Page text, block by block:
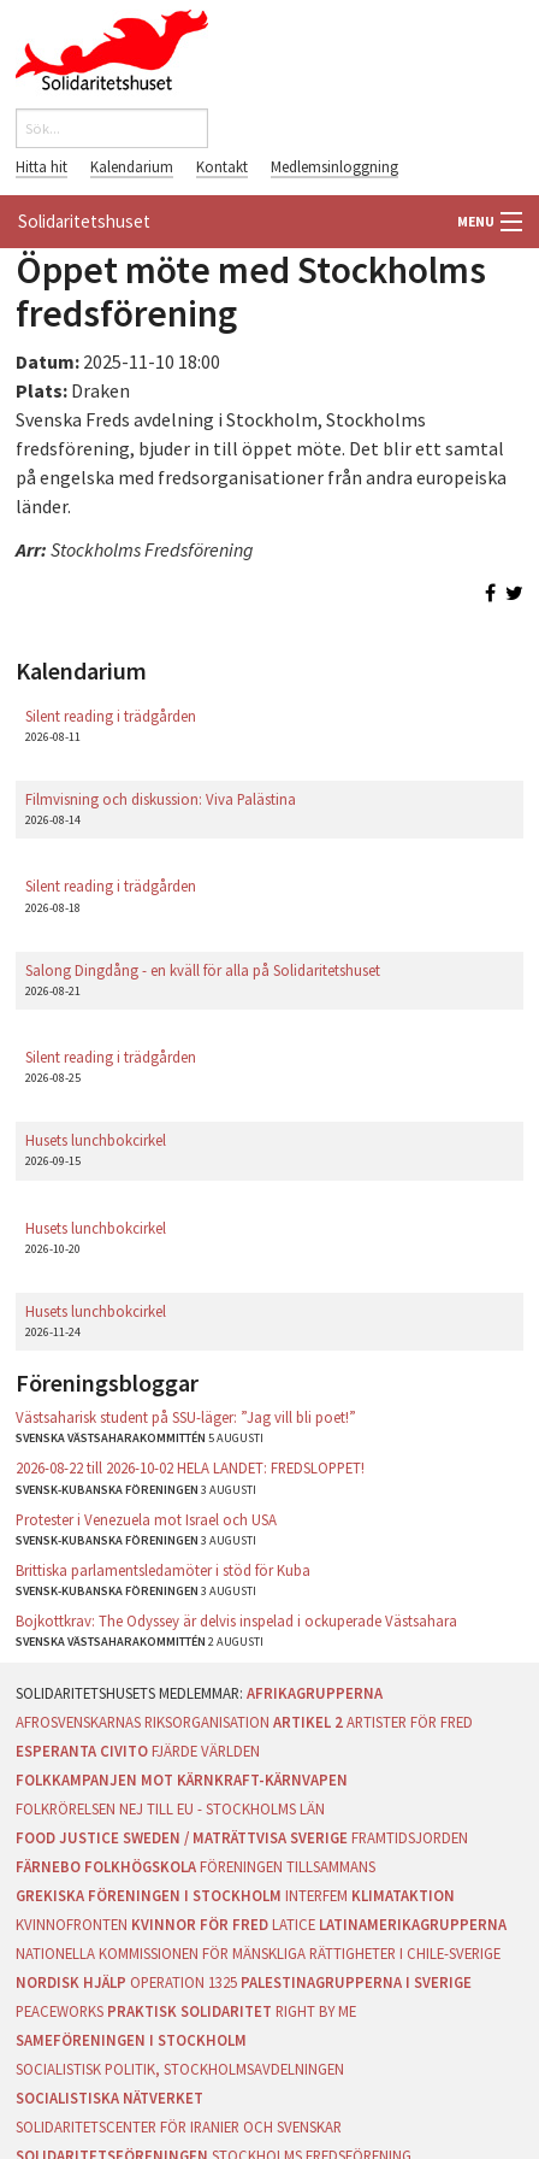
Hoppa till huvudinnehåll
Sökformulär
Hitta hit Kalendarium Kontakt Medlemsinloggning
Solidaritetshuset MENU
HEM
FÖRENINGAR
VÄRLDSBIBLIOTEKET
PÅ GÅNG
Öppet möte med Stockholms
fredsförening
Datum: 2025-11-10 18:00
Plats: Draken
Svenska Freds avdelning i Stockholm, Stockholms
fredsförening, bjuder in till öppet möte. Det blir ett samtal
på engelska med fredsorganisationer från andra europeiska
länder.
Arr: Stockholms Fredsförening
Kalendarium
Silent reading i trädgården
2026-08-11
Filmvisning och diskussion: Viva Palästina
2026-08-14
Silent reading i trädgården
2026-08-18
Salong Dingdång - en kväll för alla på Solidaritetshuset
2026-08-21
Silent reading i trädgården
2026-08-25
Husets lunchbokcirkel
2026-09-15
Husets lunchbokcirkel
2026-10-20
Husets lunchbokcirkel
2026-11-24
Föreningsbloggar
Västsaharisk student på SSU-läger: ”Jag vill bli poet!”
SVENSKA VÄSTSAHARAKOMMITTÉN5 AUGUSTI
2026-08-22 till 2026-10-02 HELA LANDET: FREDSLOPPET!
SVENSK-KUBANSKA FÖRENINGEN3 AUGUSTI
Protester i Venezuela mot Israel och USA
SVENSK-KUBANSKA FÖRENINGEN3 AUGUSTI
Brittiska parlamentsledamöter i stöd för Kuba
SVENSK-KUBANSKA FÖRENINGEN3 AUGUSTI
Bojkottkrav: The Odyssey är delvis inspelad i ockuperade Västsahara
SVENSKA VÄSTSAHARAKOMMITTÉN2 AUGUSTI
AFRIKAGRUPPERNA
AFROSVENSKARNAS RIKSORGANISATION ARTIKEL 2 ARTISTER FÖR FRED
ESPERANTA CIVITO FJÄRDE VÄRLDEN
FOLKKAMPANJEN MOT KÄRNKRAFT-KÄRNVAPEN
FOLKRÖRELSEN NEJ TILL EU - STOCKHOLMS LÄN
FOOD JUSTICE SWEDEN / MATRÄTTVISA SVERIGE FRAMTIDSJORDEN
FÄRNEBO FOLKHÖGSKOLA FÖRENINGEN TILLSAMMANS
GREKISKA FÖRENINGEN I STOCKHOLM INTERFEM KLIMATAKTION
KVINNOFRONTEN KVINNOR FÖR FRED LATICE LATINAMERIKAGRUPPERNA
NATIONELLA KOMMISSIONEN FÖR MÄNSKLIGA RÄTTIGHETER I CHILE-SVERIGE
NORDISK HJÄLP OPERATION 1325 PALESTINAGRUPPERNA I SVERIGE
PEACEWORKS PRAKTISK SOLIDARITET RIGHT BY ME
SAMEFÖRENINGEN I STOCKHOLM
SOCIALISTISK POLITIK, STOCKHOLMSAVDELNINGEN
SOCIALISTISKA NÄTVERKET
SOLIDARITETSCENTER FÖR IRANIER OCH SVENSKAR